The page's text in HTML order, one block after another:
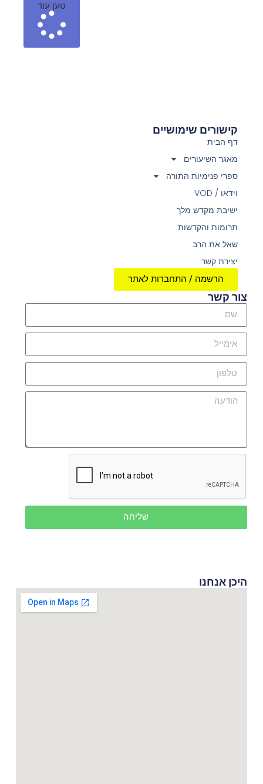
טען עוד
קישורים שימושיים
דף הבית
מאגר השיעורים
ספרי פנימיות התורה
וידאו / VOD
ישיבת מקדש מלך
תרומות והקדשות
שאל את הרב
יצירת קשר
הרשמה / התחברות לאתר
צור קשר
שליחה
היכן אנחנו